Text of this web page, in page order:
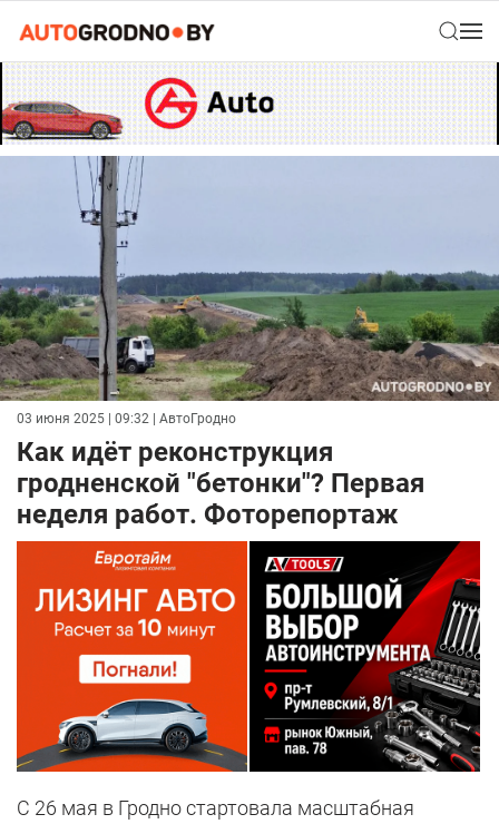
03 июня 2025 | 09:32 | АвтоГродно
Как идёт реконструкция
гродненской "бетонки"? Первая
неделя работ. Фоторепортаж
С 26 мая в Гродно стартовала масштабная